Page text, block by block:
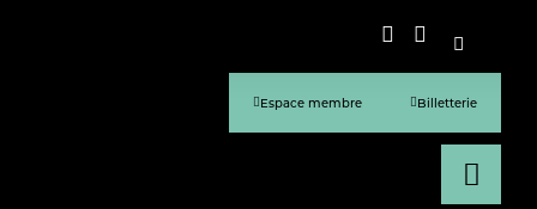
Espace membre Billetterie